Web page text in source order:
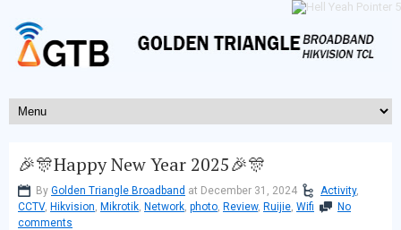
🎉🎊Happy New Year 2025🎉🎊
By Golden Triangle Broadband at December 31, 2024 Activity,
CCTV, Hikvision, Mikrotik, Network, photo, Review, Ruijie, Wifi
No
comments